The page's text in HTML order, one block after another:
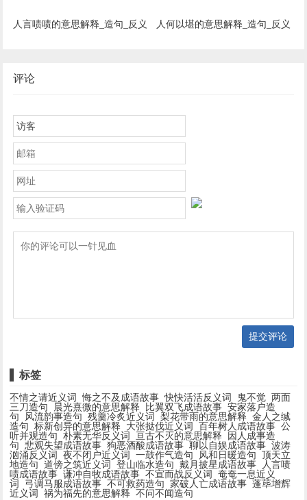
人言啧啧的意思解释_造句_反义 人何以堪的意思解释_造句_反义
评论
提交评论
标签
不情之请近义词 悔之不及成语故事 快快活活反义词 鬼不觉 两面
三刀造句
晨光熹微的意思解释 比翼双飞成语故事 安家落户造
句
风流韵事造句 残羹冷炙近义词 梨花带雨的意思解释
金人之缄
造句
标新创异的意思解释 大张挞伐近义词 百年树人成语故事 公
听并观造句
朴素无华反义词 亘古不灭的意思解释
因人成事造
句
悲观失望成语故事 狗恶酒酸成语故事 聊以自娱成语故事 波涛
汹涌反义词
夜不闭户近义词 一鼓作气造句 风和日暖造句
顶天立
地造句
道傍之筑近义词 登山临水造句 戴月披星成语故事
人言啧
啧成语故事 谦冲自牧成语故事 不宣而战反义词
奄奄一息近义
词
弓调马服成语故事 不可救药造句 家破人亡成语故事 蓬荜增辉
近义词
祸为福先的意思解释 不问不闻造句